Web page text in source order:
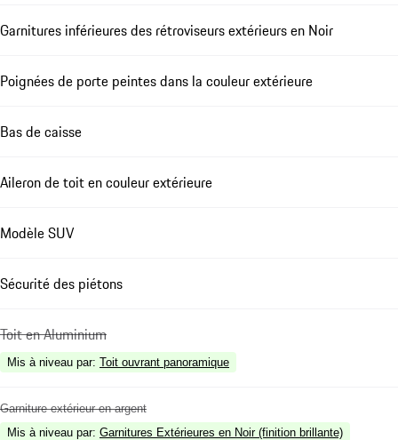
Garnitures inférieures des rétroviseurs extérieurs en Noir
Poignées de porte peintes dans la couleur extérieure
Bas de caisse
Aileron de toit en couleur extérieure
Modèle SUV
Sécurité des piétons
Toit en Aluminium
Mis à niveau par: Toit ouvrant panoramique
Garniture extérieur en argent
Mis à niveau par: Garnitures Extérieures en Noir (finition brillante)